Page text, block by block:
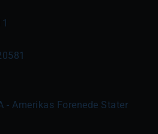
- Amerikas Forenede Stater